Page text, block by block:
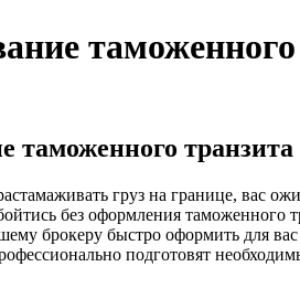
таможенного транзита
груз на границе, вас
без оформления
брокеру быстро оформить для
подготовят